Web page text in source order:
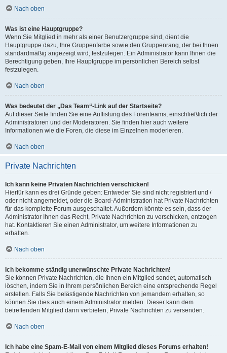
Nach oben
Was ist eine Hauptgruppe?
Wenn Sie Mitglied in mehr als einer Benutzergruppe sind, dient die
Hauptgruppe dazu, Ihre Gruppenfarbe sowie den Gruppenrang, der bei Ihnen
standardmäßig angezeigt wird, festzulegen. Ein Administrator kann Ihnen die
Berechtigung geben, Ihre Hauptgruppe im persönlichen Bereich selbst
festzulegen.
Nach oben
Was bedeutet der „Das Team“-Link auf der Startseite?
Auf dieser Seite finden Sie eine Auflistung des Forenteams, einschließlich der
Administratoren und der Moderatoren. Sie finden hier auch weitere
Informationen wie die Foren, die diese im Einzelnen moderieren.
Nach oben
Private Nachrichten
Ich kann keine Privaten Nachrichten verschicken!
Hierfür kann es drei Gründe geben: Entweder Sie sind nicht registriert und /
oder nicht angemeldet, oder die Board-Administration hat Private Nachrichten
für das komplette Forum ausgeschaltet. Außerdem könnte es sein, dass der
Administrator Ihnen das Recht, Private Nachrichten zu verschicken, entzogen
hat. Kontaktieren Sie einen Administrator, um weitere Informationen zu
erhalten.
Nach oben
Ich bekomme ständig unerwünschte Private Nachrichten!
Sie können Private Nachrichten, die Ihnen ein Mitglied sendet, automatisch
löschen, indem Sie in Ihrem persönlichen Bereich eine entsprechende Regel
erstellen. Falls Sie belästigende Nachrichten von jemandem erhalten, so
können Sie dies auch einem Administrator melden. Dieser kann dem
betreffenden Mitglied dann verbieten, Private Nachrichten zu versenden.
Nach oben
Ich habe eine Spam-E-Mail von einem Mitglied dieses Forums erhalten!